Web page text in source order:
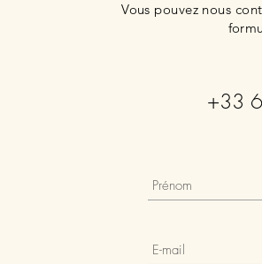
Vous pouvez nous
+33